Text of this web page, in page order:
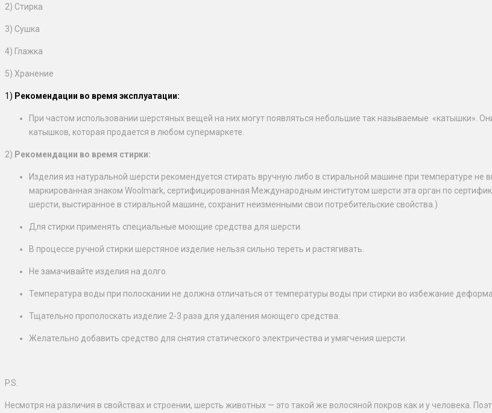
2) Стирка
3) Сушка
4) Глажка
5) Хранение
1) Рекомендации во время эксплуатации:
При частом использовании шерстяных вещей на них могут появляться небольшие так называемые «катышки».
катышков, которая продается в любом супермаркете.
2) Рекомендации во время стирки:
Изделия из натуральной шерсти рекомендуется стирать вручную либо в стиральной машине при температуре
маркированная знаком Woolmark, сертифицированная Международным институтом шерсти эта орган по
шерсти, выстиранное в стиральной машине, сохранит неизменными свои потребительские свойства.)
Для стирки применять специальные моющие средства для шерсти.
В процессе ручной стирки шерстяное изделие нельзя сильно тереть и растягивать.
Не замачивайте изделия на долго.
Температура воды при полоскании не должна отличаться от температуры воды при стирки во избежание
Тщательно прополоскать изделие 2-3 раза для удаления моющего средства.
Желательно добавить средство для снятия статического электричества и умягчения шерсти.
P.S.
Несмотря на различия в свойствах и строении, шерсть животных — это такой же волосяной покров как и у человека.